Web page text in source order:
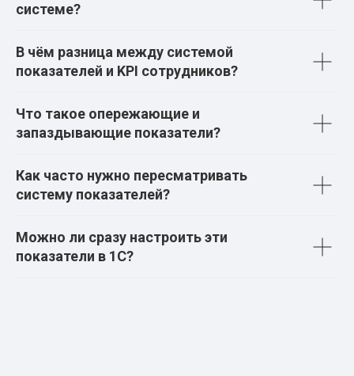
системе?
В чём разница между системой
показателей и KPI сотрудников?
Что такое опережающие и
запаздывающие показатели?
Как часто нужно пересматривать
систему показателей?
Можно ли сразу настроить эти
показатели в 1С?